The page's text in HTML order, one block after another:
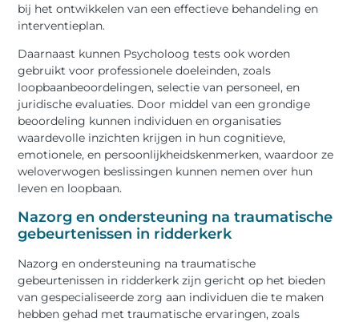
bij het ontwikkelen van een effectieve behandeling en
interventieplan.
Daarnaast kunnen Psycholoog tests ook worden
gebruikt voor professionele doeleinden, zoals
loopbaanbeoordelingen, selectie van personeel, en
juridische evaluaties. Door middel van een grondige
beoordeling kunnen individuen en organisaties
waardevolle inzichten krijgen in hun cognitieve,
emotionele, en persoonlijkheidskenmerken, waardoor ze
weloverwogen beslissingen kunnen nemen over hun
leven en loopbaan.
Nazorg en ondersteuning na traumatische
gebeurtenissen in ridderkerk
Nazorg en ondersteuning na traumatische
gebeurtenissen in ridderkerk zijn gericht op het bieden
van gespecialiseerde zorg aan individuen die te maken
hebben gehad met traumatische ervaringen, zoals